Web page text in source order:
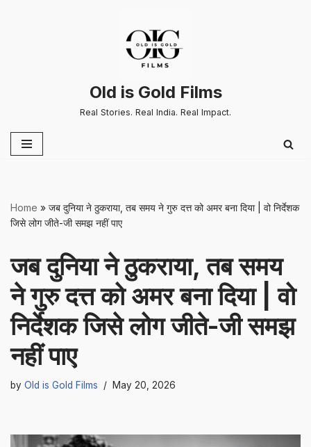
Old is Gold Films
Real Stories. Real India. Real Impact.
Home » जब दुनिया ने ठुकराया, तब समय ने गुरु दत्त को अमर बना दिया | वो निर्देशक
जिसे लोग जीते-जी समझ नहीं पाए
जब दुनिया ने ठुकराया, तब समय
ने गुरु दत्त को अमर बना दिया | वो
निर्देशक जिसे लोग जीते-जी समझ
नहीं पाए
by Old is Gold Films May 20, 2026